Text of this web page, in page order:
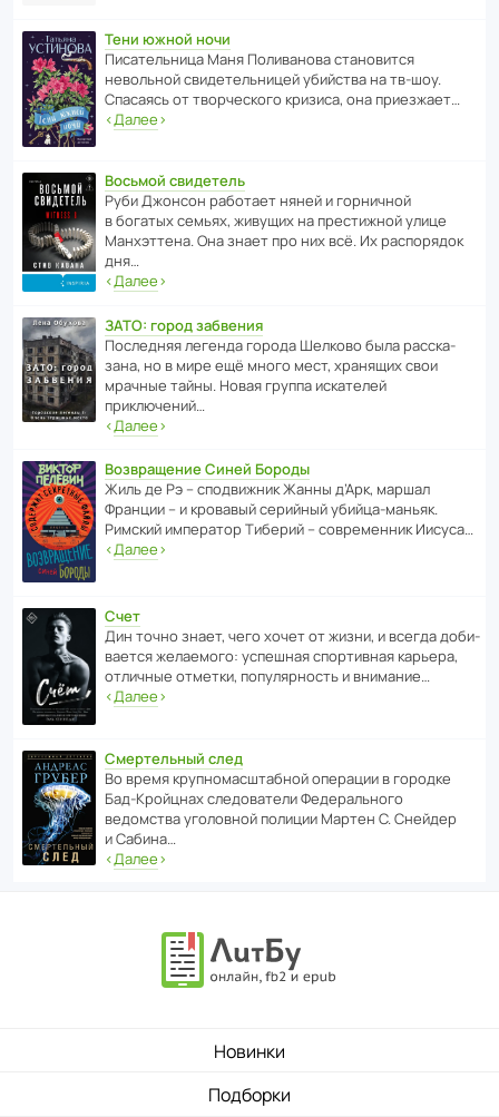
Тени южной ночи
Писа­тель­ница Маня Поли­ва­нова стано­вится
невольной свиде­тель­ницей убийства на тв-шоу.
Спасаясь от твор­че­с­кого кризиса, она приезжает…
‹Далее›
Восьмой свидетель
Руби Джонсон рабо­тает няней и горни­чной
в богатых семьях, живущих на прес­ти­жной улице
Манх­эт­тена. Она знает про них всё. Их распо­рядок
дня…
‹Далее›
ЗАТО: город забвения
После­дняя легенда города Шелково была расска­
зана, но в мире ещё много мест, хранящих свои
мрачные тайны. Новая группа иска­телей
приключений…
‹Далее›
Возвращение Синей Бороды
Жиль де Рэ – спод­ви­жник Жанны д’Арк, маршал
Франции – и кровавый серийный убийца-маньяк.
Римский импе­ратор Тиберий – совре­менник Иисуса…
‹Далее›
Счет
Дин точно знает, чего хочет от жизни, и всегда доби­
ва­ется жела­е­мого: успе­шная спор­ти­вная карьера,
отли­чные отметки, попу­ля­р­ность и внимание…
‹Далее›
Смертельный след
Во время круп­но­мас­ш­та­бной операции в городке
Бад‑Крой­цнах следо­ва­тели Феде­раль­ного
ведомства уголо­вной полиции Мартен С. Снейдер
и Сабина…
‹Далее›
Новинки
Подборки